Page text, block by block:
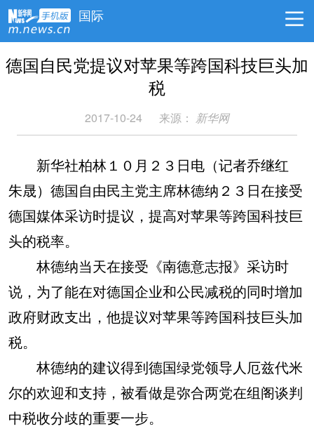
国际
德国自民党提议对苹果等跨国科技巨头加
税
2017-10-24 来源： 新华网
新华社柏林１０月２３日电（记者乔继红
朱晟）德国自由民主党主席林德纳２３日在接受
德国媒体采访时提议，提高对苹果等跨国科技巨
头的税率。
林德纳当天在接受《南德意志报》采访时
说，为了能在对德国企业和公民减税的同时增加
政府财政支出，他提议对苹果等跨国科技巨头加
税。
林德纳的建议得到德国绿党领导人厄兹代米
尔的欢迎和支持，被看做是弥合两党在组阁谈判
中税收分歧的重要一步。